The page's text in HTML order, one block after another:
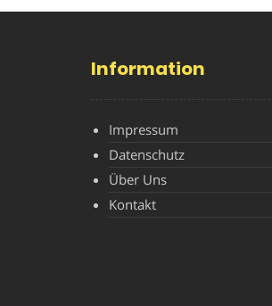
Information
Impressum
Datenschutz
Über Uns
Kontakt